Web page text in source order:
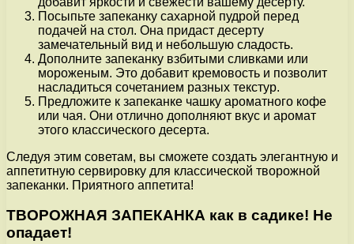
Посыпьте запеканку сахарной пудрой перед
подачей на стол. Она придаст десерту
замечательный вид и небольшую сладость.
Дополните запеканку взбитыми сливками или
мороженым. Это добавит кремовость и позволит
насладиться сочетанием разных текстур.
Предложите к запеканке чашку ароматного кофе
или чая. Они отлично дополняют вкус и аромат
этого классического десерта.
Следуя этим советам, вы сможете создать элегантную и
аппетитную сервировку для классической творожной
запеканки. Приятного аппетита!
ТВОРОЖНАЯ ЗАПЕКАНКА как в садике! Не
опадает!